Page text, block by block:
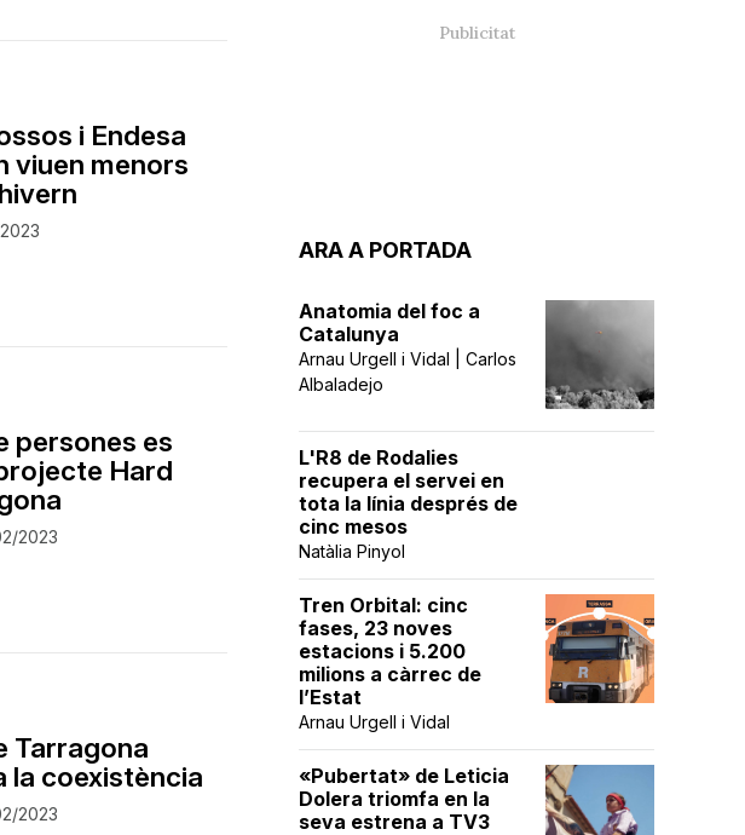
i Endesa
viuen menors
persones es
Hard
2023
Tarragona
la coexistència
2023
ARA A PORTADA
Anatomia del foc a
Catalunya
Arnau Urgell i Vidal | Carlos
Albaladejo
L'R8 de Rodalies
recupera el servei en
tota la línia després de
cinc mesos
Natàlia Pinyol
Tren Orbital: cinc
fases, 23 noves
estacions i 5.200
milions a càrrec de
l’Estat
Arnau Urgell i Vidal
«Pubertat» de Leticia
Dolera triomfa en la
seva estrena a TV3